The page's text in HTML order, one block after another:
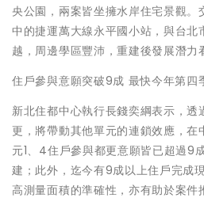
央公園，兩案皆坐擁水岸住宅景觀。
中的捷運萬大線永平國小站，與台
越，周邊學區豐沛，重建後發展潛力
住戶參與意願突破9成 最快今年第四
新北住都中心執行長錢奕綱表示，
更，將帶動其他單元的連鎖效應，
元1、4住戶參與都更意願皆已超過9
建；此外，迄今有9成以上住戶完成
高測量面積的準確性，亦有助於案件